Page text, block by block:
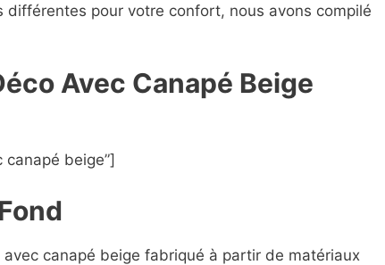
pour votre confort, nous avons compilé
Avec Canapé Beige
beige”]
canapé beige fabriqué à partir de matériaux